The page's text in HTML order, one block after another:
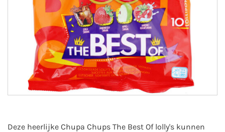
Deze heerlijke Chupa Chups The Best Of lolly's kunnen